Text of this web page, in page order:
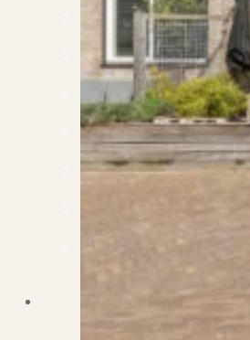
Taxatie
Voldoe aan alle wettelijke eisen
Stille Verkoop
Verkoop jouw huis discreet..
Nieuwbouw verkopen
Vraagt om specialistische
Verhuren
Verhuur uw woning via ons
Verhuur & Beheer
Bekijk het overzicht van alle